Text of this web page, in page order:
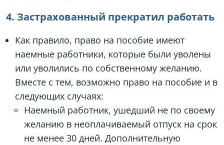
4. Застрахованный прекратил работать
Как правило, право на пособие имеют
наемные работники, которые были уволены
или уволились по собственному желанию.
Вместе с тем, возможно право на пособие и в
следующих случаях:
Наемный работник, ушедший не по своему
желанию в неоплачиваемый отпуск на срок
не менее 30 дней. Дополнительную